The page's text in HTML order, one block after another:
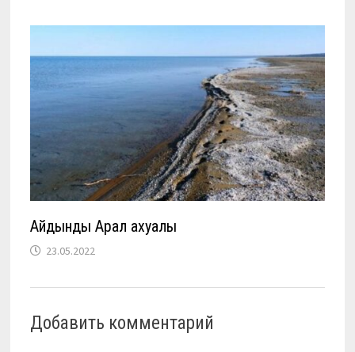
Айдынды Арал ахуалы
23.05.2022
Добавить комментарий